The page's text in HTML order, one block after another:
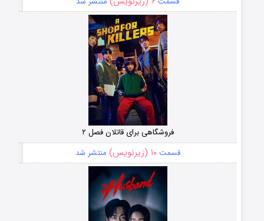
فروشگاهی برای قاتلان فصل ۲
قسمت۱۰ (زیرنویس) منتشر شد